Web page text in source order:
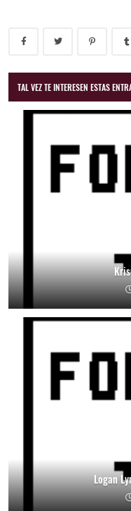
TAL VEZ TE INTERESEN ESTAS
Logan